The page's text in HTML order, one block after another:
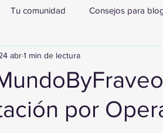
Tu comunidad Consejos para
por
abr1 min de lectura